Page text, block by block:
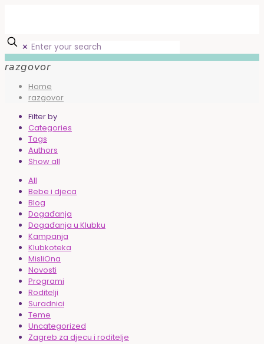
✕
razgovor
Home
razgovor
Filter by
Categories
Tags
Authors
Show all
All
Bebe i djeca
Blog
Događanja
Događanja u Klubku
Kampanja
Klubkoteka
MisliOna
Novosti
Programi
Roditelji
Suradnici
Teme
Uncategorized
Zagreb za djecu i roditelje